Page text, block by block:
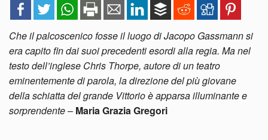
Che il palcoscenico fosse il luogo di Jacopo Gassmann si
era capito fin dai suoi precedenti esordi alla regia. Ma nel
testo dell’inglese Chris Thorpe, autore di un teatro
eminentemente di parola, la direzione del più giovane
della schiatta del grande Vittorio è apparsa illuminante e
sorprendente– Maria Grazia Gregori